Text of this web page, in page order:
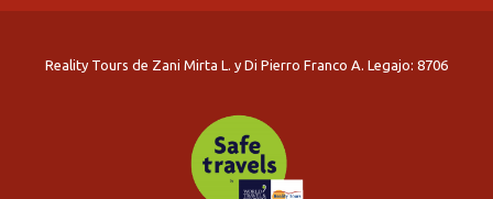
Reality Tours de Zani Mirta L. y Di Pierro Franco A. Legajo: 8706